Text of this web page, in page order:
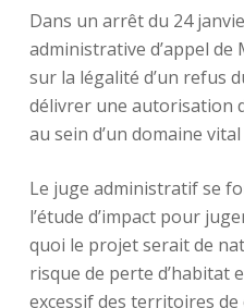
Dans un arrêt du 24
administrative d’appel de
sur la légalité d’un refus
délivrer une autorisation
au sein d’un domaine
Le juge administratif se
l’étude d’impact pour
quoi le projet serait de
risque de perte d’habitat
excessif des territoires de